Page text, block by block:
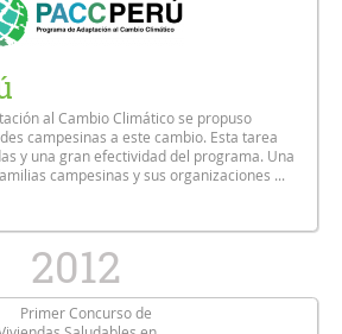
al Cambio Climático se propuso
campesinas a este cambio. Esta tarea
y una gran efectividad del programa. Una
campesinas y sus organizaciones ...
2012